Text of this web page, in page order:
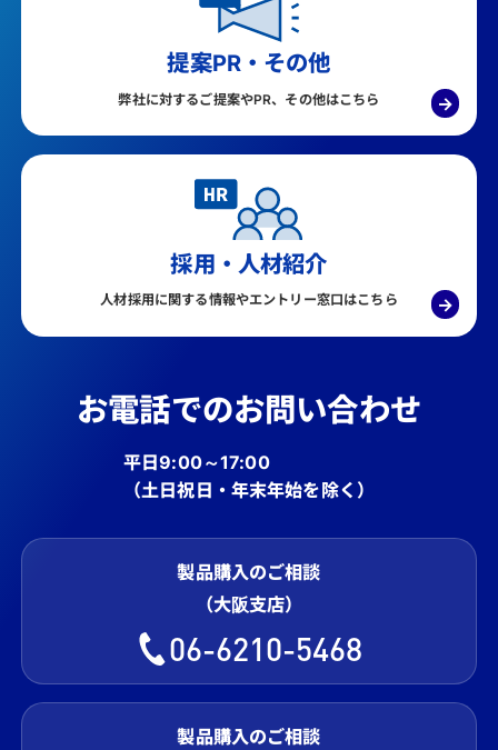
提案PR・その他
弊社に対するご提案やPR、その他はこちら →
採用・人材紹介
人材採用に関する情報やエントリー窓口はこちら →
お電話でのお問い合わせ
平日9:00～17:00
（土日祝日・年末年始を除く）
製品購入のご相談
（大阪支店）
06-6210-5468
製品購入のご相談